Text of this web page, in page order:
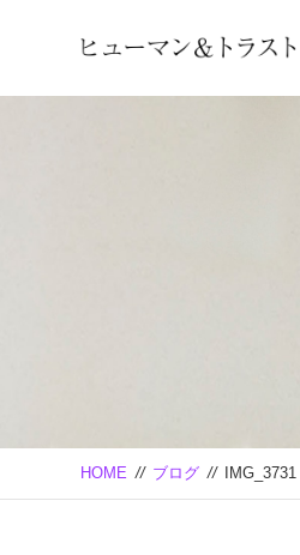
HOME // ブログ // IMG_3731